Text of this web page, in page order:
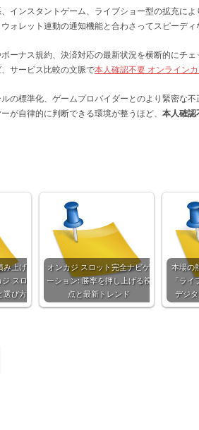
インスタントゲーム、ライブショー型の拡充に
ォレット連動の通知機能と合わさってスピーディ
ーナス規約、決済対応の最新状況を横断的にチ
サービス比較の文脈で本人確認不要 オンライン
の標準化、ゲームプロバイダーとのより緊密な
が自律的に判断できる環境が整うほど、 本人確認
み上げ
スロ
選び方
オンカジ スロット完全ナビゲ
ーション: 勝率を押し上げる視
点と最新トレンド
本場の
「ラ
デジ